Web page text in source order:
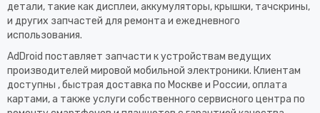
детали, такие как дисплеи, аккумуляторы, крышки, тачскрины,
и других запчастей для ремонта и ежедневного
использования.​
AdDroid поставляет запчасти к устройствам ведущих
производителей мировой мобильной электроники. Клиентам
доступны , быстрая доставка по Москве и России, оплата
картами, а также услуги собственного сервисного центра по